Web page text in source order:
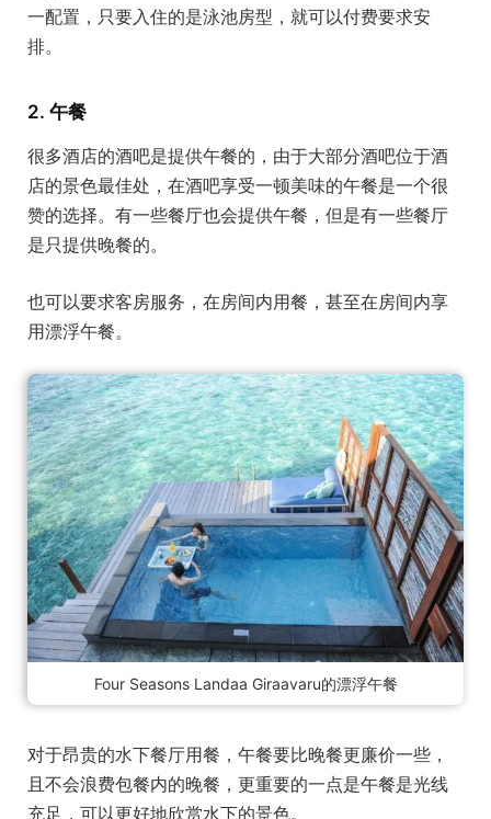
一配置，只要入住的是泳池房型，就可以付费要求安
排。
2. 午餐
很多酒店的酒吧是提供午餐的，由于大部分酒吧位于酒
店的景色最佳处，在酒吧享受一顿美味的午餐是一个很
赞的选择。有一些餐厅也会提供午餐，但是有一些餐厅
是只提供晚餐的。
也可以要求客房服务，在房间内用餐，甚至在房间内享
用漂浮午餐。
Four Seasons Landaa Giraavaru的漂浮午餐
对于昂贵的水下餐厅用餐，午餐要比晚餐更廉价一些，
且不会浪费包餐内的晚餐，更重要的一点是午餐是光线
充足，可以更好地欣赏水下的景色。